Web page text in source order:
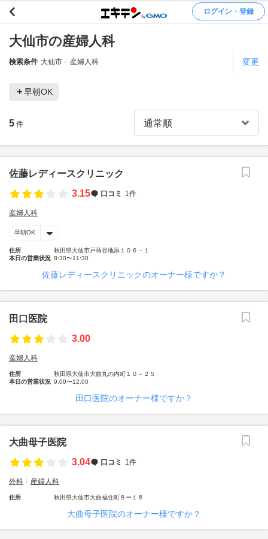
ログイン・登録
大仙市の産婦人科
検索条件 大仙市 産婦人科 変更
早朝OK
5 件
佐藤レディースクリニック
3.15
口コミ 1件
産婦人科
早朝OK
住所
秋田県大仙市戸蒔谷地添１０６－１
本日の営業状況 8:30〜11:30
佐藤レディースクリニックのオーナー様ですか？
田口医院
3.00
産婦人科
住所
秋田県大仙市大曲丸の内町１０－２５
本日の営業状況 9:00〜12:00
田口医院のオーナー様ですか？
大曲母子医院
3.04
口コミ 1件
外科 産婦人科
住所 秋田県大仙市大曲福住町８ー１８
大曲母子医院のオーナー様ですか？